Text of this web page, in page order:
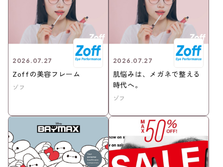
2026.07.27
Zoffの美容フレーム
ゾフ
2026.07.27
肌悩みは、メガネで整える
時代へ。
ゾフ